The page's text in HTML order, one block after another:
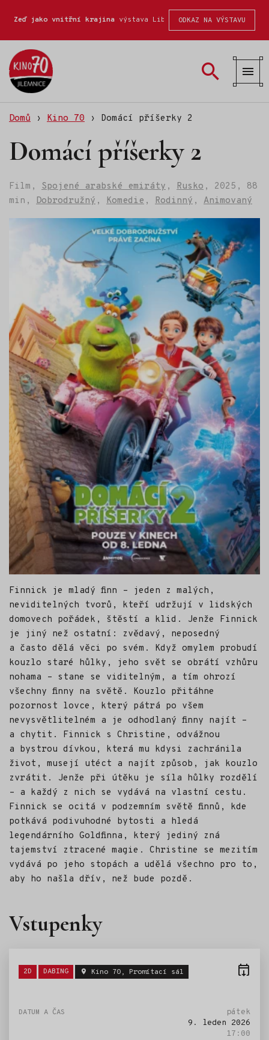
Zeď jako vnitřní krajina výstava Liberecké školy fotografické
ODKAZ NA VÝSTAVU
70
Domů › Kino 70 › Domácí příšerky 2
Domácí příšerky 2
Film, Spojené arabské emiráty , Rusko , 2025, 88
min, Dobrodružný , Komedie , Rodinný , Animovaný
Finnick je mladý finn – jeden z malých,
neviditelných tvorů, kteří udržují v lidských
domovech pořádek, štěstí a klid. Jenže Finnick
je jiný než ostatní: zvědavý, neposedný
a často dělá věci po svém. Když omylem probudí
kouzlo staré hůlky, jeho svět se obrátí vzhůru
nohama – stane se viditelným, a tím ohrozí
všechny finny na světě. Kouzlo přitáhne
pozornost lovce, který pátrá po všem
nevysvětlitelném a je odhodlaný finny najít –
a chytit. Finnick s Christine, odvážnou
a bystrou dívkou, která mu kdysi zachránila
život, musejí utéct a najít způsob, jak kouzlo
zvrátit. Jenže při útěku je síla hůlky rozdělí
– a každý z nich se vydává na vlastní cestu.
Finnick se ocitá v podzemním světě finnů, kde
potkává podivuhodné bytosti a hledá
legendárního Goldfinna, který jediný zná
tajemství ztracené magie. Christine se mezitím
vydává po jeho stopách a udělá všechno pro to,
aby ho našla dřív, než bude pozdě.
Vstupenky
Štítky:
2D DABING Kino 70, Promítací sál
pátek
9. leden 2026
17:00